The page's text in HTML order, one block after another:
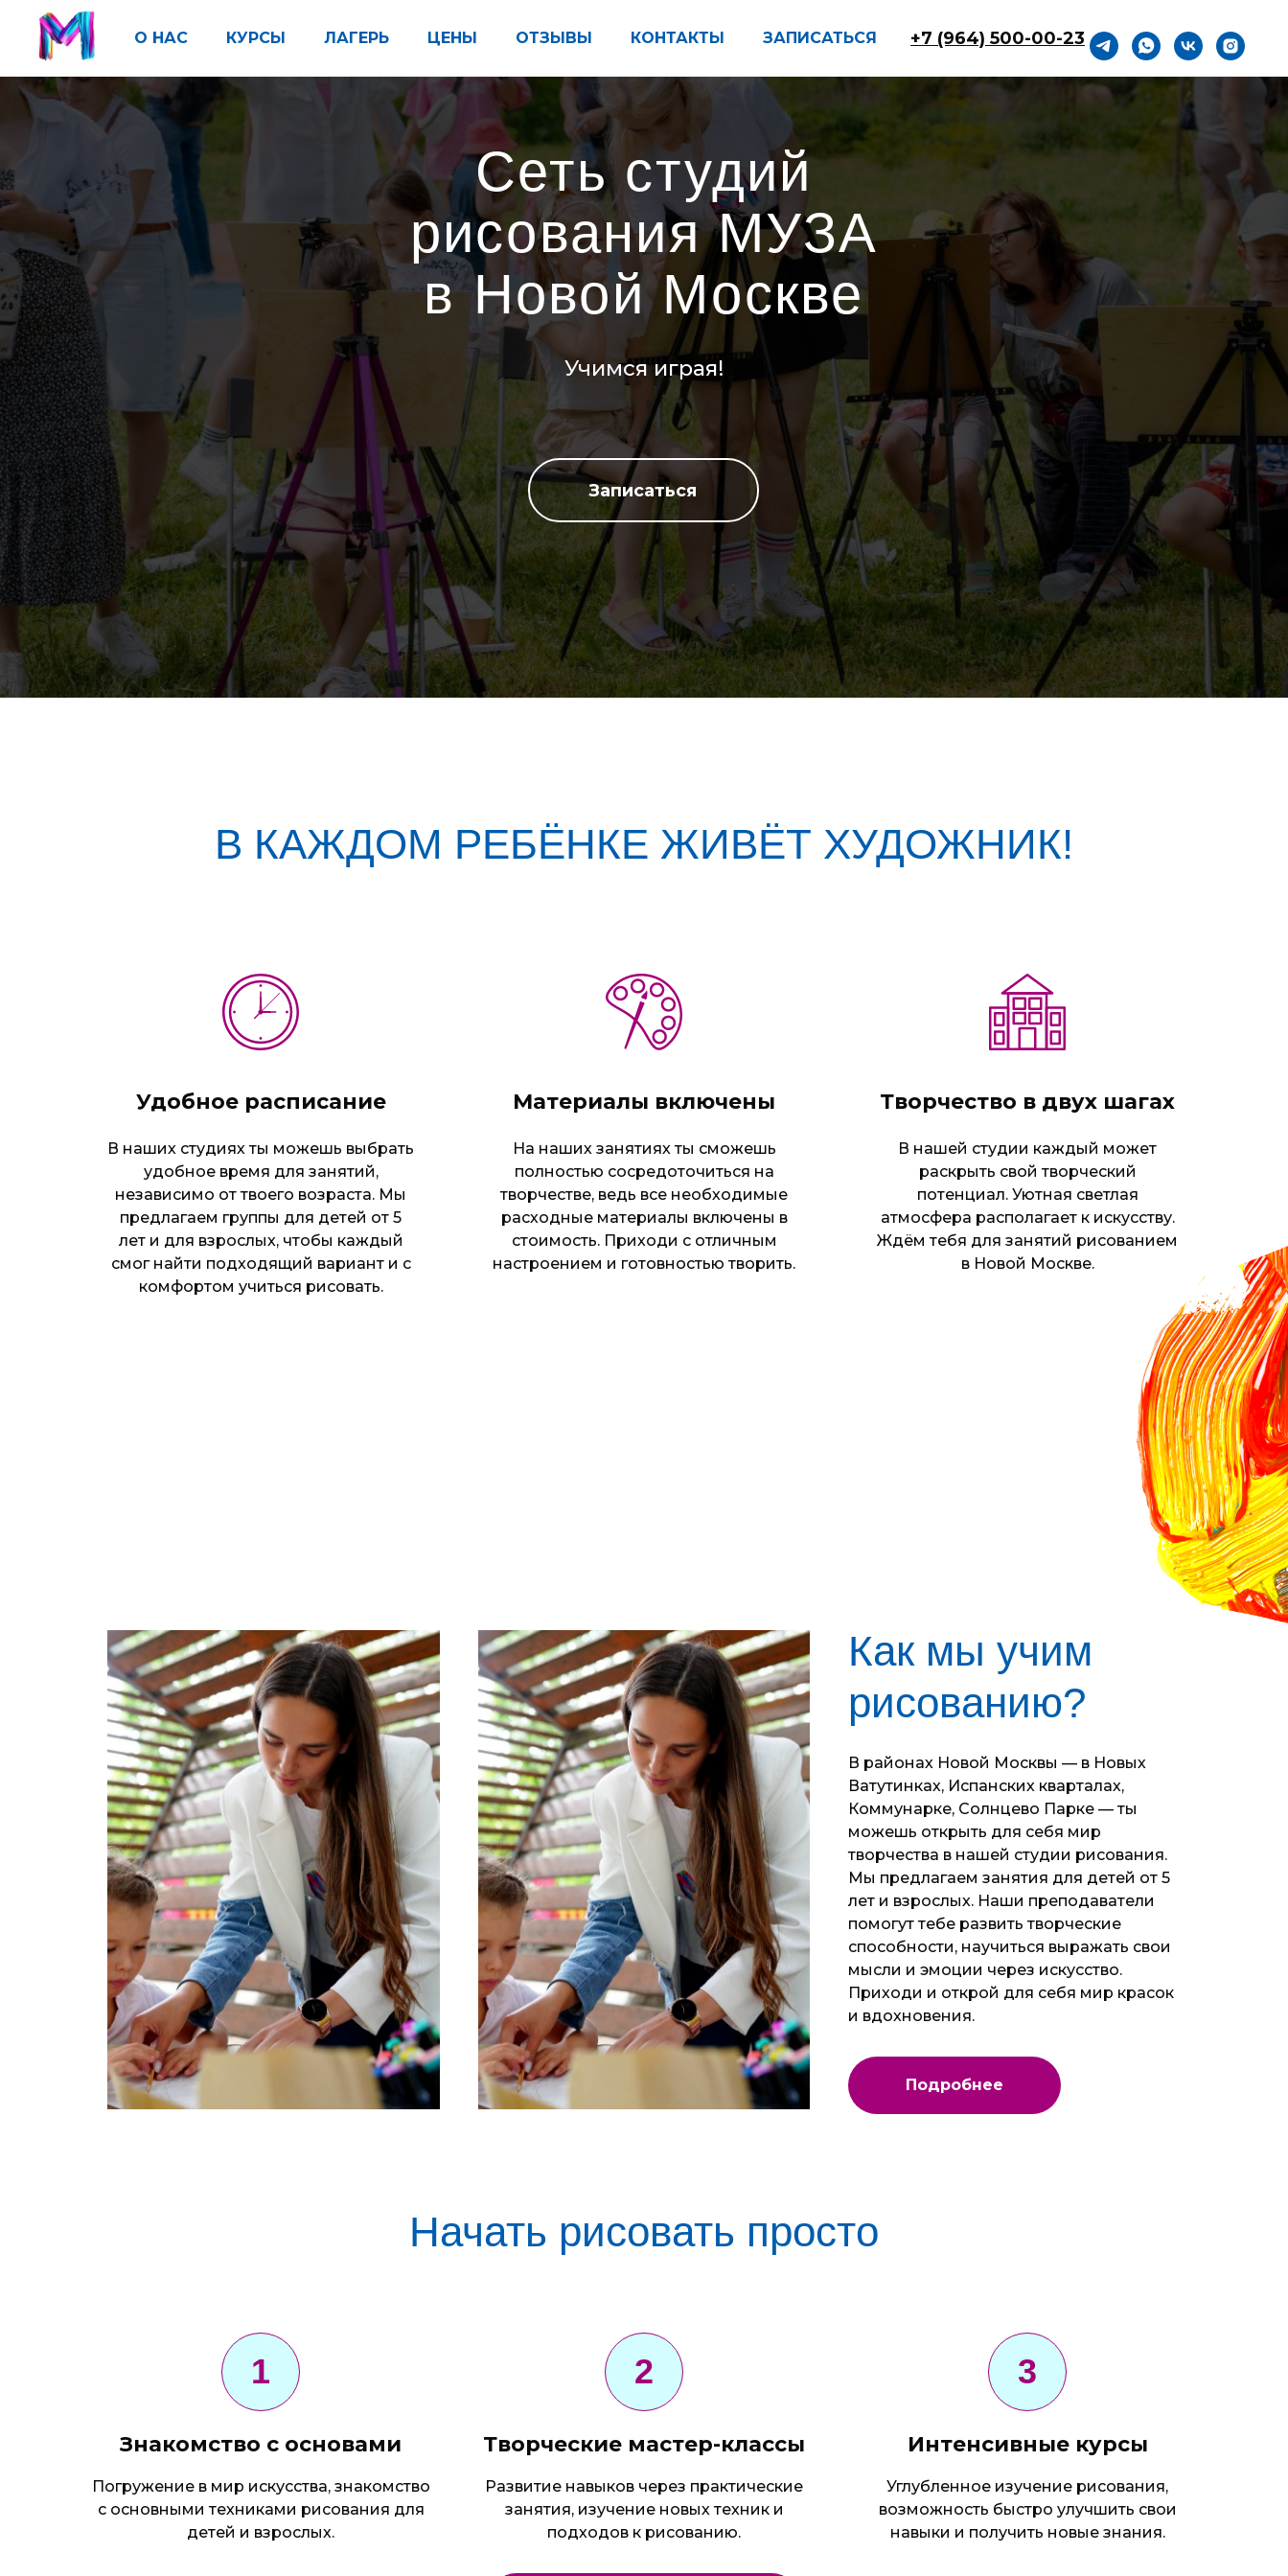
О НАС КУРСЫ ЛАГЕРЬ ЦЕНЫ ОТЗЫВЫ КОНТАКТЫ ЗАПИСАТЬСЯ +7 (964) 500-00-23
Сеть студий
рисованияМУЗА
в Новой Москве
Учимся играя!
Записаться
В КАЖДОМ РЕБЁНКЕ ЖИВЁТ ХУДОЖНИК!
Удобное расписание
В наших студиях ты можешь выбрать
удобное время для занятий,
независимо от твоего возраста. Мы
предлагаем группы для детей от 5
лет и для взрослых, чтобы каждый
смог найти подходящий вариант и с
комфортом учиться рисовать.
Материалы включены
На наших занятиях ты сможешь
полностью сосредоточиться на
творчестве, ведь все необходимые
расходные материалы включены в
стоимость. Приходи с отличным
настроением и готовностью творить.
Творчество в двух шагах
В нашей студии каждый может
раскрыть свой творческий
потенциал. Уютная светлая
атмосфера располагает к искусству.
Ждём тебя для занятий рисованием
в Новой Москве.
Как мы учим
рисованию?
В районах Новой Москвы — в Новых
Ватутинках, Испанских кварталах,
Коммунарке, Солнцево Парке — ты
можешь открыть для себя мир
творчества в нашей студии рисования.
Мы предлагаем занятия для детей от 5
лет и взрослых. Наши преподаватели
помогут тебе развить творческие
способности, научиться выражать свои
мысли и эмоции через искусство.
Приходи и открой для себя мир красок
и вдохновения.
Подробнее
Начать рисовать просто
Знакомство с основами
Погружение в мир искусства, знакомство
с основными техниками рисования для
детей и взрослых.
Творческие мастер-классы
Развитие навыков через практические
занятия, изучение новых техник и
подходов к рисованию.
Интенсивные курсы
Углубленное изучение рисования,
возможность быстро улучшить свои
навыки и получить новые знания.